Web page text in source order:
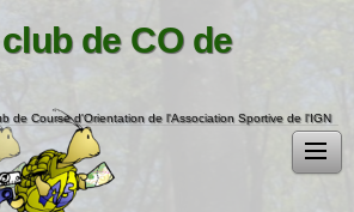
de CO de
de Course d'Orientation de l'Association Sportive de l'IGN